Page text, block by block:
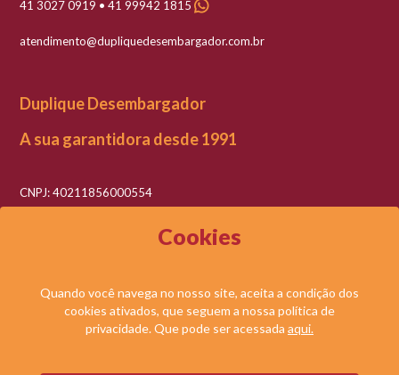
Cookies
Quando você navega no nosso site, aceita a condição dos
cookies ativados, que seguem a nossa política de
privacidade. Que pode ser acessada aqui.
41 3027 0919 • 41 99942 1815
atendimento@dupliquedesembargador.com.br
Duplique Desembargador
A sua garantidora desde 1991
CNPJ: 40211856000554
Razão social: Duplique Desembargador LTDA
© DUPLIQUE DESEMBARGADOR LTDA. TODOS OS DIREITOS RESERVADOS.